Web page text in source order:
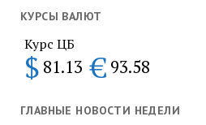
КУРСЫ ВАЛЮТ
Курс ЦБ
$ 81.13 € 93.58
ГЛАВНЫЕ НОВОСТИ НЕДЕЛИ